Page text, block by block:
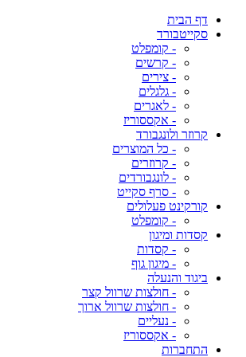
דף הבית
סקייטבורד
- קומפלט
- קרשים
- צירים
- גלגלים
- לאגרים
- אקססוריז
קרוזר ולונגבורד
- כל המוצרים
- קרוזרים
- לונגבורדים
- סרף סקייט
קורקינט פעלולים
- קומפלט
קסדות ומיגון
- קסדות
- מיגון גוף
ביגוד והנעלה
- חולצות שרוול קצר
- חולצות שרוול ארוך
- נעליים
- אקססוריז
התחברות